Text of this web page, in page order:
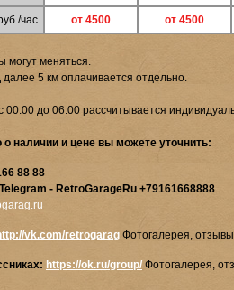
час от 4500 от 4500
могут меняться.
5 км оплачивается отдельно.
00.00 до 06.00 рассчитывается
о наличии и цене вы можете уточнить:
88 88
- RetroGarageRu +79161668888
vk.com/retrogarag Фотогалерея,
https://ok.ru/group/ Фотогалерея,